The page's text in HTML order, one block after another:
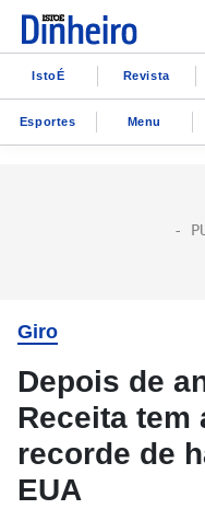
IstoÉ Revista
Esportes Menu
Giro
Depois de
Receita tem
recorde de
EUA